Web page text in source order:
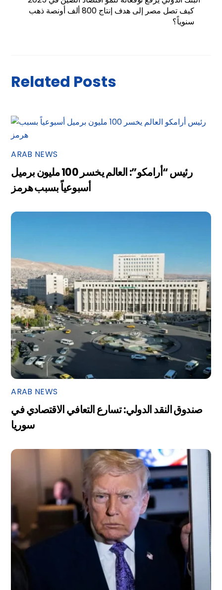
كيف تصل مصر إلى هدف إنتاج 800 ألف أونصة ذهب
سنوياً؟
Related Posts
ARAB NEWS
رئيس “أرامكو”: العالم يخسر 100 مليون برميل
أسبوعياً بسبب هرمز
ARAB NEWS
صندوق النقد الدولي: تسارع التعافي الاقتصادي في
سوريا